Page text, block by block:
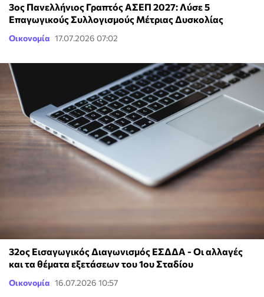
3ος Πανελλήνιος Γραπτός ΑΣΕΠ 2027: Λύσε 5
Επαγωγικούς Συλλογισμούς Μέτριας Δυσκολίας
Οικονομία 17.07.2026 07:02
32ος Εισαγωγικός Διαγωνισμός ΕΣΔΔΑ - Οι αλλαγές
και τα θέματα εξετάσεων του 1ου Σταδίου
Οικονομία 16.07.2026 10:57